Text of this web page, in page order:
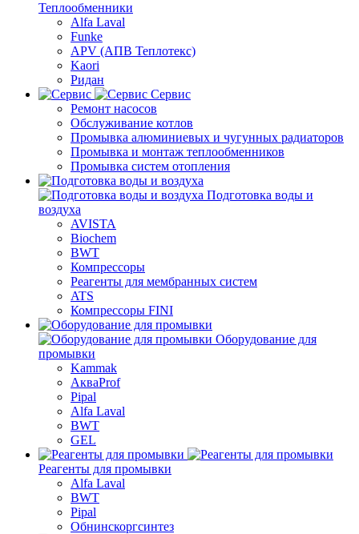
Теплообменники
Alfa Laval
Funke
APV (АПВ Теплотекс)
Kaori
Ридан
Сервис
Ремонт насосов
Обслуживание котлов
Промывка алюминиевых и чугунных радиаторов
Промывка и монтаж теплообменников
Промывка систем отопления
Подготовка воды и
воздуха
AVISTA
Biochem
BWT
Компрессоры
Реагенты для мембранных систем
ATS
Компрессоры FINI
Оборудование для
промывки
Kammak
АкваProf
Pipal
Alfa Laval
BWT
GEL
Реагенты для промывки
Alfa Laval
BWT
Pipal
Обнинскоргсинтез